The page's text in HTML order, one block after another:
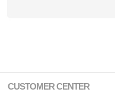
CUSTOMER CENTER